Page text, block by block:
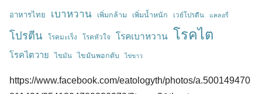
อาหารไทย เบาหวาน เพิ่มกล้าม เพิ่มน้ำหนัก เวย์โปรตีน แคลอรี่
โปรตีน โรคมะเร็ง โรคหัวใจ โรคเบาหวาน โรคไต
โรคไตวาย ไขมัน ไขมันพอกตับ ไข่ขาว
https://www.facebook.com/eatologyth/photos/a.500149470